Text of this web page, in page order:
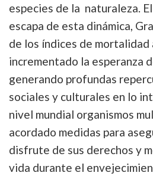
especies de la naturaleza.
escapa de esta dinámica,
de los índices de mortalidad
incrementado la esperanza
generando profundas
sociales y culturales en lo
nivel mundial organismos
acordado medidas para
disfrute de sus derechos y
vida durante el